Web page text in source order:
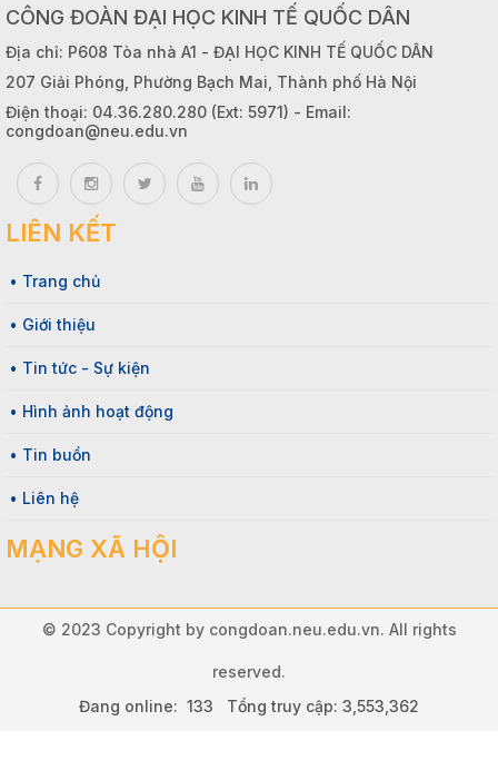
CÔNG ĐOÀN ĐẠI HỌC KINH TẾ QUỐC DÂN
Địa chỉ: P608 Tòa nhà A1 - ĐẠI HỌC KINH TẾ QUỐC DÂN
207 Giải Phóng, Phường Bạch Mai, Thành phố Hà Nội
Điện thoại: 04.36.280.280 (Ext: 5971) - Email:
congdoan@neu.edu.vn
LIÊN KẾT
• Trang chủ
• Giới thiệu
• Tin tức - Sự kiện
• Hình ảnh hoạt động
• Tin buồn
• Liên hệ
MẠNG XÃ HỘI
© 2023 Copyright by congdoan.neu.edu.vn. All rights
reserved.
Đang online: 133 Tổng truy cập: 3,553,362